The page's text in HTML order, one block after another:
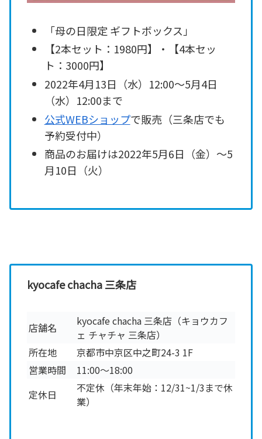
「母の日限定 ギフトボックス」
【2本セット：1980円】・【4本セッ
ト：3000円】
2022年4月13日（水）12:00～5月4日
（水）12:00まで
公式WEBショップで販売（三条店でも
予約受付中）
商品のお届けは2022年5月6日（金）～5
月10日（火）
kyocafe chacha 三条店
店舗名
kyocafe chacha 三条店（キョウカフ
ェ チャチャ 三条店）
所在地
京都市中京区中之町24-3 1F
営業時間
11:00〜18:00
定休日
不定休（年末年始：12/31~1/3まで休
業）